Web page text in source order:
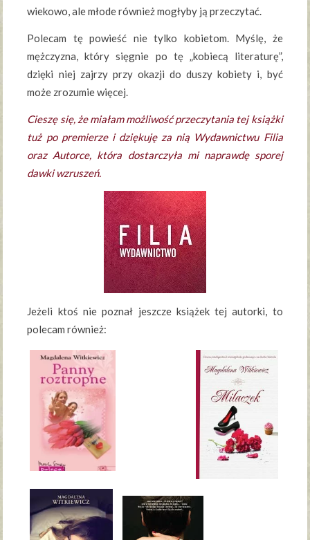
wiekowo, ale młode również mogłyby ją przeczytać.
Polecam tę powieść nie tylko kobietom. Myślę, że
mężczyzna, który sięgnie po tę „kobiecą literaturę”,
dzięki niej zajrzy przy okazji do duszy kobiety i, być
może zrozumie więcej.
Cieszę się, że miałam możliwość przeczytania tej książki
tuż po premierze i dziękuję za nią Wydawnictwu Filia
oraz Autorce, która dostarczyła mi naprawdę sporej
dawki wzruszeń.
Jeżeli ktoś nie poznał jeszcze książek tej autorki, to
polecam również: